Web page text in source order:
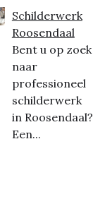
Schilderwerk
Roosendaal
Bent u op zoek
naar
professioneel
schilderwerk
in Roosendaal?
Een...